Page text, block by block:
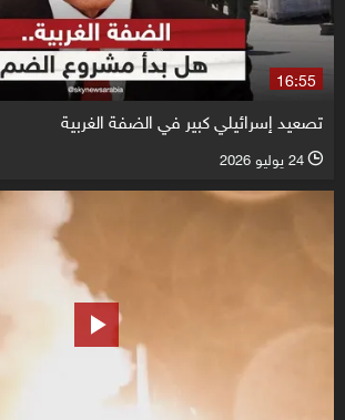
16:55
تصعيد إسرائيلي كبير في الضفة الغربية
l 24 يوليو 2026